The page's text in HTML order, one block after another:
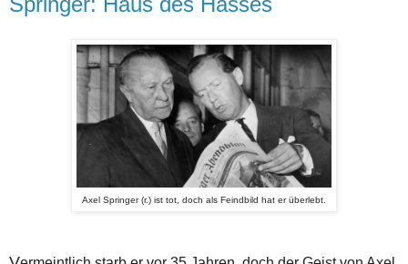
Axel Springer (r.) ist tot, doch als Feindbild hat er überlebt.